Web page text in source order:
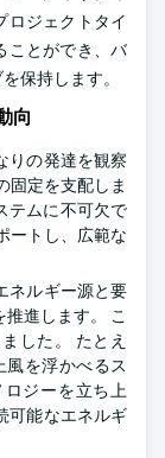
ロジェクトタイ
ことができ、バ
保持します。
向
りの発達を観察
固定を支配しま
テムに不可欠で
ートし、広範な
ネルギー源と要
進します。 こ
した。 たとえ
風を浮かべるス
ジーを立ち上
可能なエネルギ